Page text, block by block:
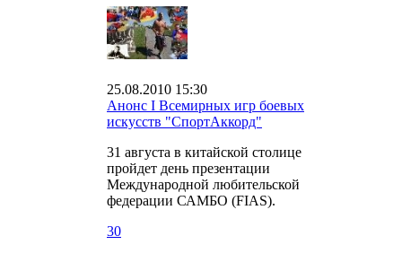
25.08.2010 15:30
Анонс I Всемирных игр боевых
искусств "СпортАккорд"
31 августа в китайской столице
пройдет день презентации
Международной любительской
федерации САМБО (FIAS).
30